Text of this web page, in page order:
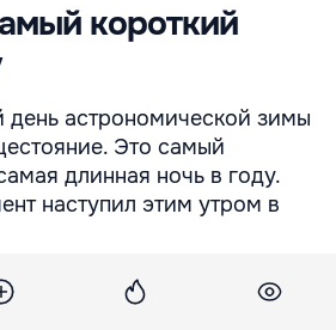
короткий
астрономической зимы
Это самый
длинная ночь в году.
наступил этим утром в